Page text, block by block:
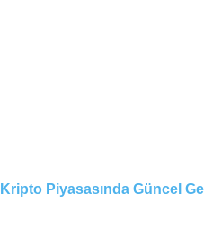
Kripto Piyasasında Güncel